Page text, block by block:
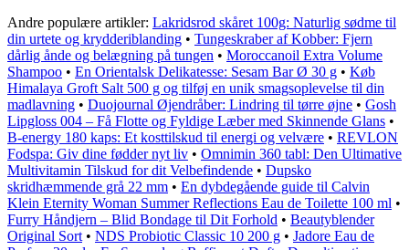
Andre populære artikler: Lakridsrod skåret 100g: Naturlig sødme til
din urtete og krydderiblanding • Tungeskraber af Kobber: Fjern
dårlig ånde og belægning på tungen • Moroccanoil Extra Volume
Shampoo • En Orientalsk Delikatesse: Sesam Bar Ø 30 g • Køb
Himalaya Groft Salt 500 g og tilføj en unik smagsoplevelse til din
madlavning • Duojournal Øjendråber: Lindring til tørre øjne • Gosh
Lipgloss 004 – Få Flotte og Fyldige Læber med Skinnende Glans •
B-energy 180 kaps: Et kosttilskud til energi og velvære • REVLON
Fodspa: Giv dine fødder nyt liv • Omnimin 360 tabl: Den Ultimative
Multivitamin Tilskud for dit Velbefindende • Dupsko
skridhæmmende grå 22 mm • En dybdegående guide til Calvin
Klein Eternity Woman Summer Reflections Eau de Toilette 100 ml •
Furry Håndjern – Blid Bondage til Dit Forhold • Beautyblender
Original Sort • NDS Probiotic Classic 10 200 g • Jadore Eau de